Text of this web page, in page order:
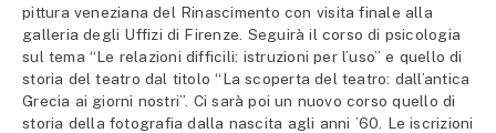
pittura veneziana del Rinascimento con visita finale alla
galleria degli Uffizi di Firenze. Seguirà il corso di psicologia
sul tema “Le relazioni difficili: istruzioni per l’uso” e quello di
storia del teatro dal titolo “La scoperta del teatro: dall’antica
Grecia ai giorni nostri”. Ci sarà poi un nuovo corso quello di
storia della fotografia dalla nascita agli anni ’60. Le iscrizioni